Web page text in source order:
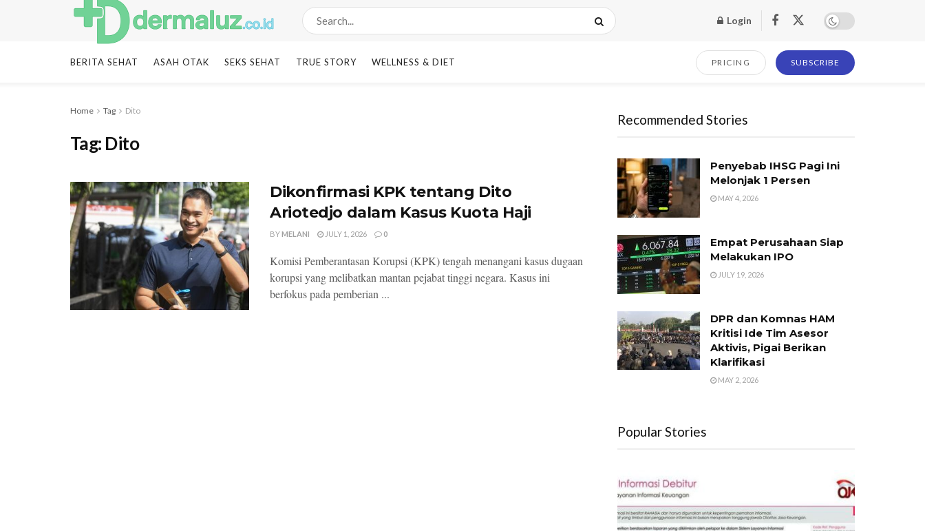
Login
BERITA SEHAT ASAH OTAK SEKS SEHAT TRUE STORY WELLNESS & DIET PRICING SUBSCRIBE
Home Tag Dito
Tag: Dito
Dikonfirmasi KPK tentang Dito
Ariotedjo dalam Kasus Kuota Haji
BYMELANI JULY 1, 2026 0
Komisi Pemberantasan Korupsi (KPK) tengah menangani kasus dugaan
korupsi yang melibatkan mantan pejabat tinggi negara. Kasus ini
berfokus pada pemberian ...
Recommended Stories
Penyebab IHSG Pagi Ini
Melonjak 1 Persen
MAY 4, 2026
Empat Perusahaan Siap
Melakukan IPO
JULY 19, 2026
DPR dan Komnas HAM
Kritisi Ide Tim Asesor
Aktivis, Pigai Berikan
Klarifikasi
MAY 2, 2026
Popular Stories